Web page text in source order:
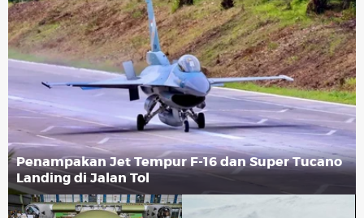
Penampakan Jet Tempur F-16 dan Super Tucano
Landing di Jalan Tol